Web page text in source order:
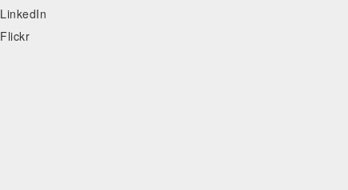
LinkedIn
Flickr